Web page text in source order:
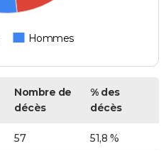
Hommes
Nombre de
décès
% des
décès
57 51,8 %